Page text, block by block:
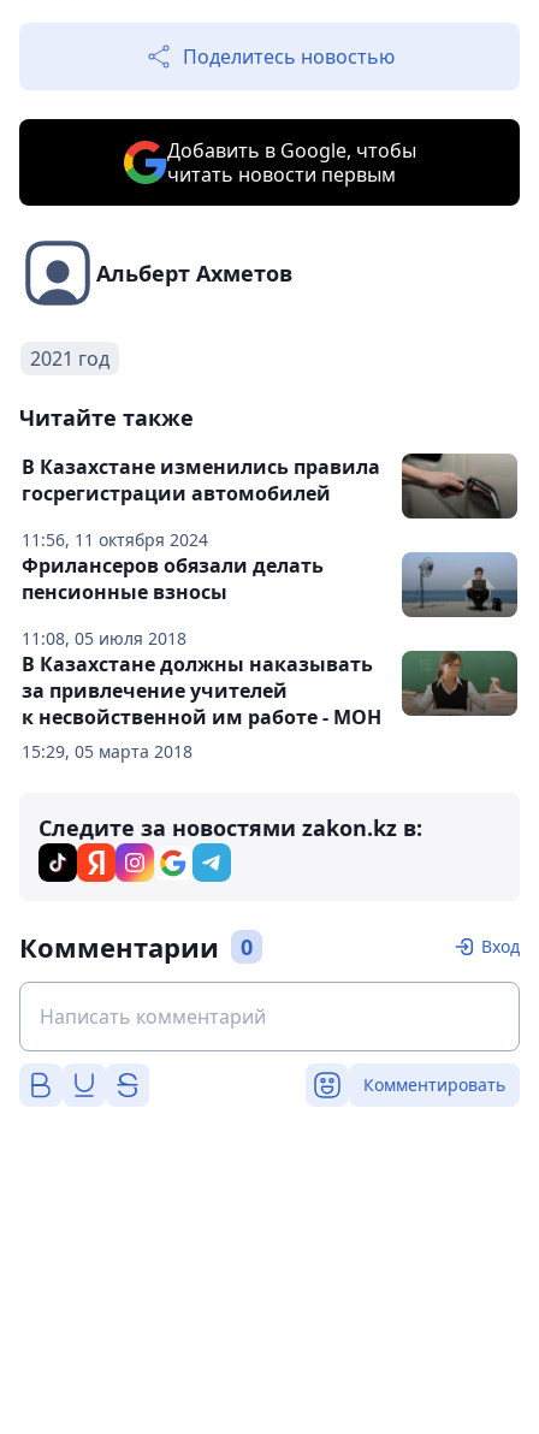
Поделитесь новостью
Добавить в Google, чтобы
читать новости первым
Альберт Ахметов
2021 год
Читайте также
11:56, 11 октября 2024
В Казахстане изменились правила
госрегистрации автомобилей
11:08, 05 июля 2018
Фрилансеров обязали делать
пенсионные взносы
15:29, 05 марта 2018
В Казахстане должны наказывать
за привлечение учителей
к несвойственной им работе - МОН
Следите за новостями zakon.kz в:
Комментарии 0 Вход
Комментировать